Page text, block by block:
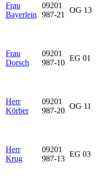
Frau
Bayerlein
09201
987-21
OG 13
Frau
Dorsch
09201
987-10
EG 01
Herr
Körber
09201
987-20
OG 11
Herr
Krug
09201
987-13
EG 03